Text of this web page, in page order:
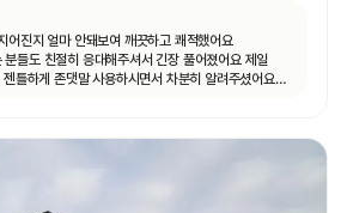
어진지 얼마 안돼보여 깨끗하고 쾌적했어요
분들도 친절히 응대해주셔서 긴장 풀어졌어요 제일
틀하게 존댓말 사용하시면서 차분히 알려주셨어요